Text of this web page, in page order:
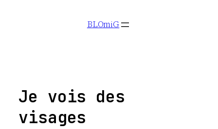
BLOmiG
Je vois des
visages